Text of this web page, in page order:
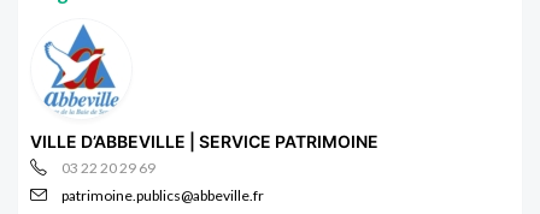
VILLE D’ABBEVILLE | SERVICE PATRIMOINE
03 22 20 29 69
patrimoine.publics@abbeville.fr